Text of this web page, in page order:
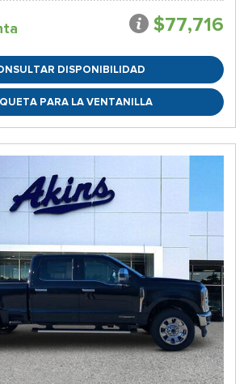
$77,716
DISPONIBILIDAD
PARA LA VENTANILLA